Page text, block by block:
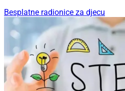
Besplatne radionice za djecu